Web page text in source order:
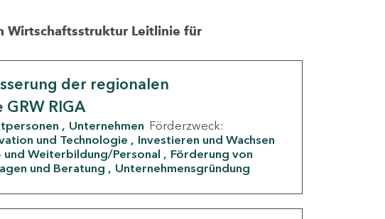
Wirtschaftsstruktur Leitlinie für
der regionalen
RIGA
Unternehmen Förderzweck:
und Technologie
Investieren und Wachsen
Weiterbildung/Personal
Förderung von
und Beratung Unternehmensgründung